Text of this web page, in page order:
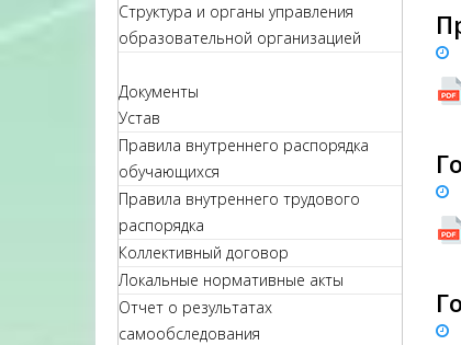
Структура и органы управления
образовательной организацией
Документы
Устав
Правила внутреннего распорядка
обучающихся
Правила внутреннего трудового
распорядка
Коллективный договор
Локальные нормативные акты
Отчет о результатах
самообследования